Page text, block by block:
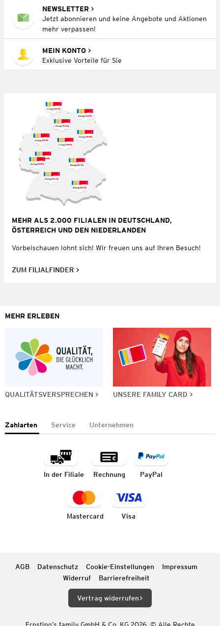
NEWSLETTER
Jetzt abonnieren und keine Angebote und Aktionen
mehr verpassen!
MEIN KONTO
Exklusive Vorteile für Sie
MEHR ALS 2.000 FILIALEN IN DEUTSCHLAND,
ÖSTERREICH UND DEN NIEDERLANDEN
Vorbeischauen lohnt sich! Wir freuen uns auf Ihren Besuch!
ZUM FILIALFINDER
MEHR ERLEBEN
QUALITÄTSVERSPRECHEN UNSERE FAMILY CARD
Zahlarten Service Unternehmen
In der Filiale Rechnung PayPal
Mastercard Visa
AGB Datenschutz Cookie-Einstellungen
Impressum
Widerruf
Barrierefreiheit
Vertrag widerrufen